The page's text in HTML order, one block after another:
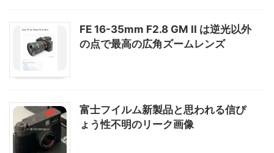
FE 16-35mm F2.8 GM II は逆光以外
の点で最高の広角ズームレンズ
富士フイルム新製品と思われる信ぴ
ょう性不明のリーク画像